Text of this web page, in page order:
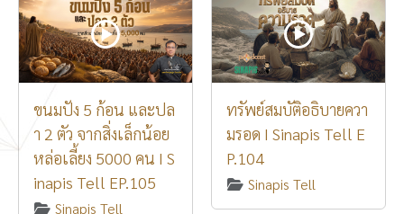
ขนมปัง 5 ก้อน และปล
า 2 ตัว จากสิ่งเล็กน้อย
หล่อเลี้ยง 5000 คน I S
inapis Tell EP.105
Sinapis Tell
ทรัพย์สมบัติอธิบายควา
มรอด I Sinapis Tell E
P.104
Sinapis Tell